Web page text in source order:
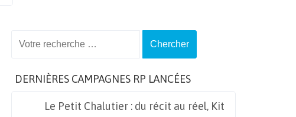
DERNIÈRES CAMPAGNES RP LANCÉES
Le Petit Chalutier : du récit au réel, Kit